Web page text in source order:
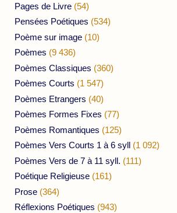
Pages de Livre (54)
Pensées Poétiques (534)
Poème sur image (10)
Poèmes (9 436)
Poèmes Classiques (360)
Poèmes Courts (1 547)
Poèmes Etrangers (40)
Poèmes Formes Fixes (77)
Poèmes Romantiques (125)
Poèmes Vers Courts 1 à 6 syll (1 092)
Poèmes Vers de 7 à 11 syll. (111)
Poétique Religieuse (161)
Prose (364)
Réflexions Poétiques (943)